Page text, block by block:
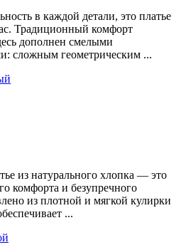
в каждой детали, это платье
Традиционный комфорт
дополнен смелыми
сложным геометрическим ...
из натурального хлопка — это
комфорта и безупречного
из плотной и мягкой кулирки
...